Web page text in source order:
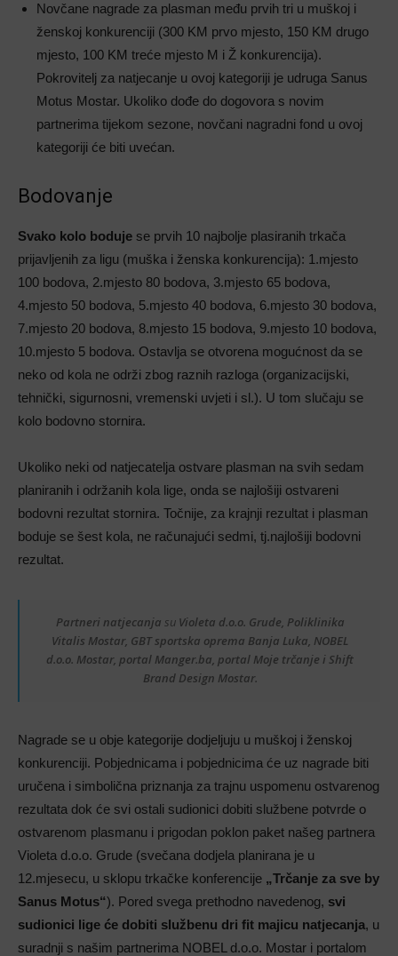
Novčane nagrade za plasman među prvih tri u muškoj i
ženskoj konkurenciji (300 KM prvo mjesto, 150 KM drugo
mjesto, 100 KM treće mjesto M i Ž konkurencija).
Pokrovitelj za natjecanje u ovoj kategoriji je udruga Sanus
Motus Mostar. Ukoliko dođe do dogovora s novim
partnerima tijekom sezone, novčani nagradni fond u ovoj
kategoriji će biti uvećan.
Bodovanje
Svako kolo boduje se prvih 10 najbolje plasiranih trkača
prijavljenih za ligu (muška i ženska konkurencija): 1.mjesto
100 bodova, 2.mjesto 80 bodova, 3.mjesto 65 bodova,
4.mjesto 50 bodova, 5.mjesto 40 bodova, 6.mjesto 30 bodova,
7.mjesto 20 bodova, 8.mjesto 15 bodova, 9.mjesto 10 bodova,
10.mjesto 5 bodova. Ostavlja se otvorena mogućnost da se
neko od kola ne održi zbog raznih razloga (organizacijski,
tehnički, sigurnosni, vremenski uvjeti i sl.). U tom slučaju se
kolo bodovno stornira.
Ukoliko neki od natjecatelja ostvare plasman na svih sedam
planiranih i održanih kola lige, onda se najlošiji ostvareni
bodovni rezultat stornira. Točnije, za krajnji rezultat i plasman
boduje se šest kola, ne računajući sedmi, tj.najlošiji bodovni
rezultat.
Partneri natjecanja su Violeta d.o.o. Grude, Poliklinika
Vitalis Mostar, GBT sportska oprema Banja Luka, NOBEL
d.o.o. Mostar, portal Manger.ba, portal Moje trčanje i Shift
Brand Design Mostar.
Nagrade se u obje kategorije dodjeljuju u muškoj i ženskoj
konkurenciji. Pobjednicama i pobjednicima će uz nagrade biti
uručena i simbolična priznanja za trajnu uspomenu ostvarenog
rezultata dok će svi ostali sudionici dobiti službene potvrde o
ostvarenom plasmanu i prigodan poklon paket našeg partnera
Violeta d.o.o. Grude (svečana dodjela planirana je u
12.mjesecu, u sklopu trkačke konferencije „Trčanje za sve by
Sanus Motus“). Pored svega prethodno navedenog, svi
sudionici lige će dobiti službenu dri fit majicu natjecanja, u
suradnji s našim partnerima NOBEL d.o.o. Mostar i portalom